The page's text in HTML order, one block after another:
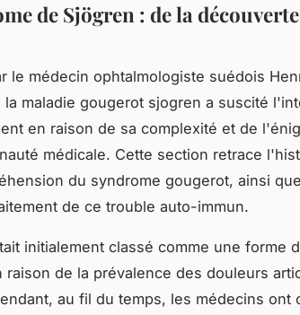
de Sjögren : de la
le médecin ophtalmologiste suédois
maladie gougerot sjogren a suscité
en raison de sa complexité et de
médicale. Cette section retrace
du syndrome gougerot, ainsi
de ce trouble auto-immun.
initialement classé comme une forme
raison de la prévalence des douleurs
au fil du temps, les médecins ont